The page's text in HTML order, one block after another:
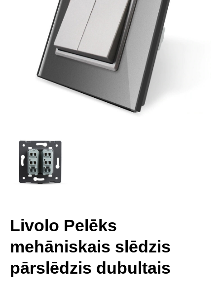
Livolo Pelēks
mehāniskais slēdzis
pārslēdzis dubultais